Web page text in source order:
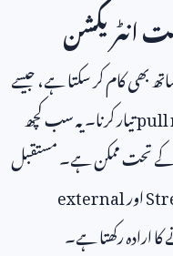
انٹریکشن
بھی کام کر سکتا ہے، جیسے
تیار کرنا۔ یہ سب کچھ
تحت ممکن ہے۔ مستقبل
اورexternal
ارادہ رکھتا ہے۔